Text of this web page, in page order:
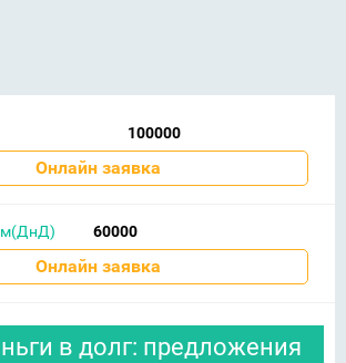
100000
Онлайн заявка
60000
Онлайн заявка
в долг: предложения